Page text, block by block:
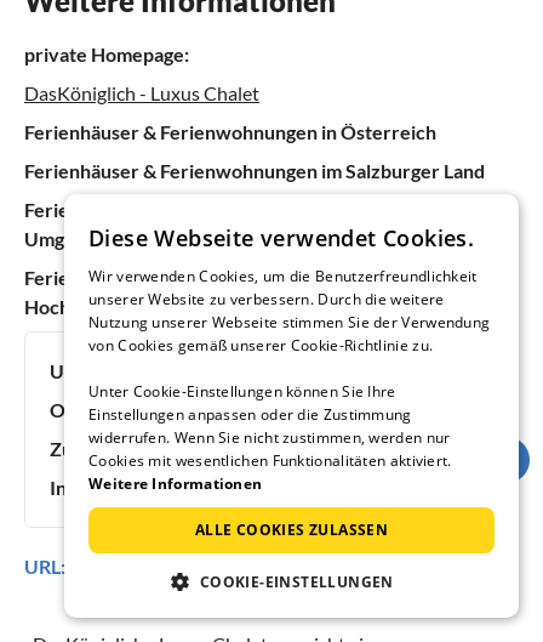
private Homepage:
DasKöniglich - Luxus Chalet
Ferienhäuser & Ferienwohnungen in Österreich
Ferienhäuser & Ferienwohnungen im Salzburger Land
Ferienhäuser & Ferienwohnungen in Salzburg und
Umgebung
Ferienhäuser & Ferienwohnungen in Mühlbach am
Hochkönig
Urlaubsideen:
Objektnummer: 412766
Zuletzt aktualisiert:09.08.2026
Inserat online seit:3 Jahren, 9 Monaten
URL:
Diese Webseite verwendet Cookies.
Wir verwenden Cookies, um die Benutzerfreundlichkeit
unserer Website zu verbessern. Durch die weitere
Nutzung unserer Webseite stimmen Sie der Verwendung
von Cookies gemäß unserer Cookie-Richtlinie zu.
Unter Cookie-Einstellungen können Sie Ihre
Einstellungen anpassen oder die Zustimmung
widerrufen. Wenn Sie nicht zustimmen, werden nur
Cookies mit wesentlichen Funktionalitäten aktiviert.
Weitere Informationen
ALLE COOKIES ZULASSEN
COOKIE-EINSTELLUNGEN